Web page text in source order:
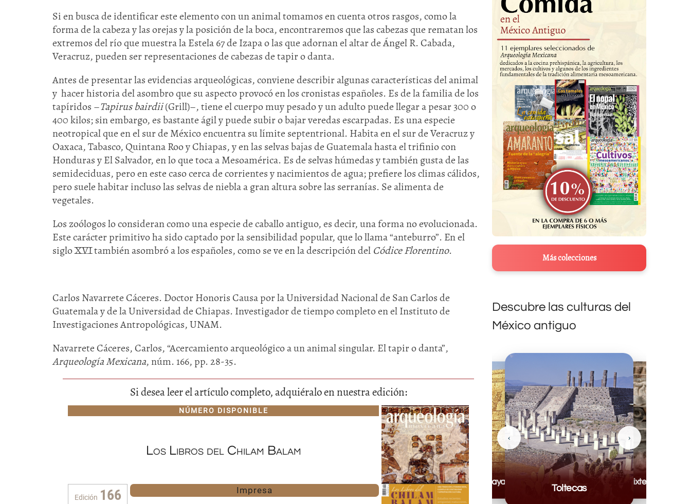
Si en busca de identificar este elemento con un animal tomamos en cuenta otros rasgos, como la
forma de la cabeza y las orejas y la posición de la boca, encontraremos que las cabezas que rematan los
extremos del río que muestra la Estela 67 de Izapa o las que adornan el altar de Ángel R. Cabada,
Veracruz, pueden ser representaciones de cabezas de tapir o danta.
Antes de presentar las evidencias arqueológicas, conviene describir algunas características del animal
y hacer historia del asombro que su aspecto provocó en los cronistas españoles. Es de la familia de los
tapíridos –Tapirus bairdii(Grill)–, tiene el cuerpo muy pesado y un adulto puede llegar a pesar 300 o
400 kilos; sin embargo, es bastante ágil y puede subir o bajar veredas escarpadas. Es una especie
neotropical que en el sur de México encuentra su límite septentrional. Habita en el sur de Veracruz y
Oaxaca, Tabasco, Quintana Roo y Chiapas, y en las selvas bajas de Guatemala hasta el trifinio con
Honduras y El Salvador, en lo que toca a Mesoamérica. Es de selvas húmedas y también gusta de las
semideciduas, pero en este caso cerca de corrientes y nacimientos de agua; prefiere los climas cálidos,
pero suele habitar incluso las selvas de niebla a gran altura sobre las serranías. Se alimenta de
vegetales.
Los zoólogos lo consideran como una especie de caballo antiguo, es decir, una forma no evolucionada.
Este carácter primitivo ha sido captado por la sensibilidad popular, que lo llama “anteburro”. En el
siglo XVI también asombró a los españoles, como se ve en la descripción del Códice Florentino.
Carlos Navarrete Cáceres. Doctor Honoris Causa por la Universidad Nacional de San Carlos de
Guatemala y de la Universidad de Chiapas. Investigador de tiempo completo en el Instituto de
Investigaciones Antropológicas, UNAM.
Navarrete Cáceres, Carlos, “Acercamiento arqueológico a un animal singular. El tapir o danta”,
Arqueología Mexicana, núm. 166, pp. 28-35.
Si desea leer el artículo completo, adquiéralo en nuestra edición:
NÚMERO DISPONIBLE
Los Libros del Chilam Balam
Edición 166 Impresa
Más colecciones
Descubre las culturas del
México antiguo
Mayas
Toltecas
Mixteca
Olmecas
‹ ›